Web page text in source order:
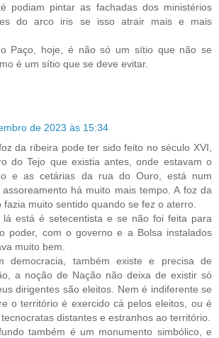
podiam pintar as fachadas dos ministérios
do arco iris se isso atrair mais e mais
Paço, hoje, é não só um sítio que não se
é um sítio que se deve evitar.
de 2023 às 15:34
da ribeira pode ter sido feito no século XVI,
do Tejo que existia antes, onde estavam o
e as cetárias da rua do Ouro, está num
há muito mais tempo. A foz da
fazia muito sentido quando se fez o aterro.
lá está é setecentista e se não foi feita para
poder, com o governo e a Bolsa instalados
muito bem.
democracia, também existe e precisa de
a noção de Nação não deixa de existir só
dirigentes são eleitos. Nem é indiferente se
o território é exercido cá pelos eleitos, ou é
distantes e estranhos ao território.
também é um monumento simbólico, e